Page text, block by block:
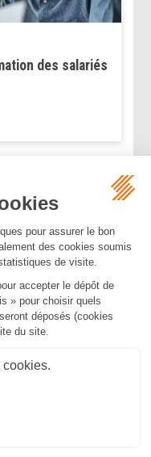
des salariés
Politique de cookies
LE LEZ